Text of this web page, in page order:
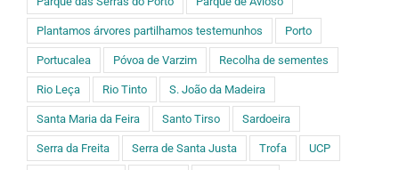
Plantamos árvores partilhamos testemunhos Porto
Portucalea Póvoa de Varzim Recolha de sementes
Rio Leça Rio Tinto S. João da Madeira
Santa Maria da Feira Santo Tirso Sardoeira
Serra da Freita Serra de Santa Justa Trofa UCP